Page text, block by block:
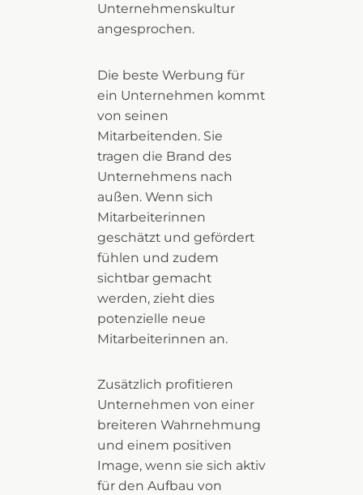
Unternehmenskultur
angesprochen.
Die beste Werbung für
ein Unternehmen kommt
von seinen
Mitarbeitenden. Sie
tragen die Brand des
Unternehmens nach
außen. Wenn sich
Mitarbeiterinnen
geschätzt und gefördert
fühlen und zudem
sichtbar gemacht
werden, zieht dies
potenzielle neue
Mitarbeiterinnen an.
Zusätzlich profitieren
Unternehmen von einer
breiteren Wahrnehmung
und einem positiven
Image, wenn sie sich aktiv
für den Aufbau von